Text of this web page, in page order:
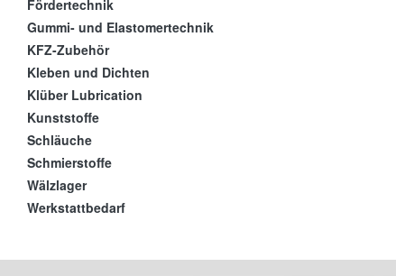
Fördertechnik
Gummi- und Elastomertechnik
KFZ-Zubehör
Kleben und Dichten
Klüber Lubrication
Kunststoffe
Schläuche
Schmierstoffe
Wälzlager
Werkstattbedarf